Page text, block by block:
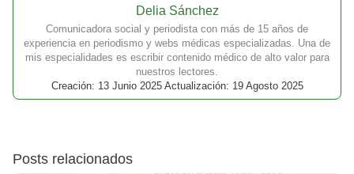
Delia Sánchez
Comunicadora social y periodista con más de 15 años de
experiencia en periodismo y webs médicas especializadas. Una de
mis especialidades es escribir contenido médico de alto valor para
nuestros lectores.
Creación: 13 Junio 2025 Actualización: 19 Agosto 2025
Posts relacionados